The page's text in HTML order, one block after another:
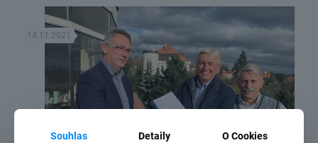
14.11.2021
Souhlas Detaily O Cookies